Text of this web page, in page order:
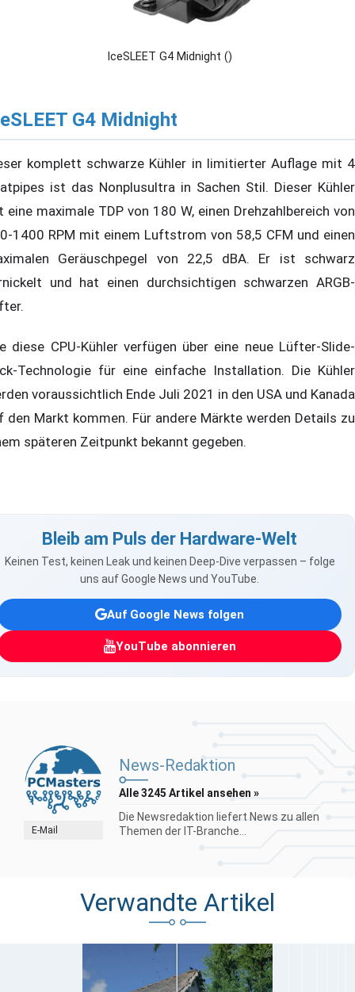
IceSLEET G4 Midnight ()
G4 Midnight
komplett schwarze Kühler in limitierter Auflage mit 4
ist das Nonplusultra in Sachen Stil. Dieser Kühler
eine maximale TDP von 180 W, einen Drehzahlbereich von
1400 RPM mit einem Luftstrom von 58,5 CFM und einen
Geräuschpegel von 22,5 dBA. Er ist schwarz
und hat einen durchsichtigen schwarzen ARGB-
diese CPU-Kühler verfügen über eine neue Lüfter-Slide-
Technologie für eine einfache Installation. Die Kühler
voraussichtlich Ende Juli 2021 in den USA und Kanada
den Markt kommen. Für andere Märkte werden Details zu
späteren Zeitpunkt bekannt gegeben.
Bleib am Puls der Hardware-Welt
Keinen Test, keinen Leak und keinen Deep-Dive verpassen – folge
uns auf Google News und YouTube.
Auf Google News folgen
YouTube abonnieren
E-Mail
News-Redaktion
Alle 3245 Artikel ansehen »
Die Newsredaktion liefert News zu allen
Themen der IT-Branche...
Verwandte Artikel